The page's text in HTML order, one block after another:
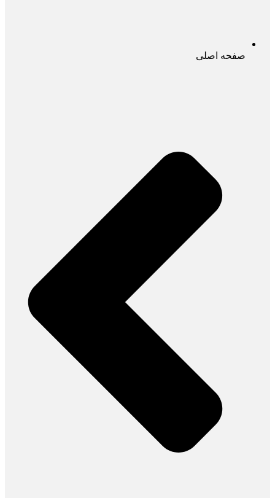
صفحه اصلی